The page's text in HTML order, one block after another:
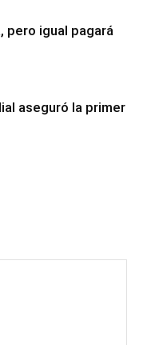
pero igual pagará
aseguró la primer